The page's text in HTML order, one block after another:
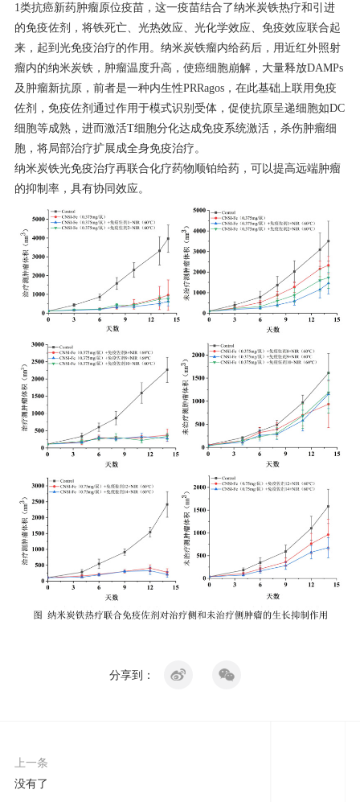
1类抗癌新药肿瘤原位疫苗，这一疫苗结合了纳米炭铁热疗和引进
的免疫佐剂，将铁死亡、光热效应、光化学效应、免疫效应联合起
来，起到光免疫治疗的作用。纳米炭铁瘤内给药后，用近红外照射
瘤内的纳米炭铁，肿瘤温度升高，使癌细胞崩解，大量释放DAMPs
及肿瘤新抗原，前者是一种内生性PRRagos，在此基础上联用免疫
佐剂，免疫佐剂通过作用于模式识别受体，促使抗原呈递细胞如DC
细胞等成熟，进而激活T细胞分化达成免疫系统激活，杀伤肿瘤细
胞，将局部治疗扩展成全身免疫治疗。
纳米炭铁光免疫治疗再联合化疗药物顺铂给药，可以提高远端肿瘤
的抑制率，具有协同效应。
分享到：
上一条
没有了